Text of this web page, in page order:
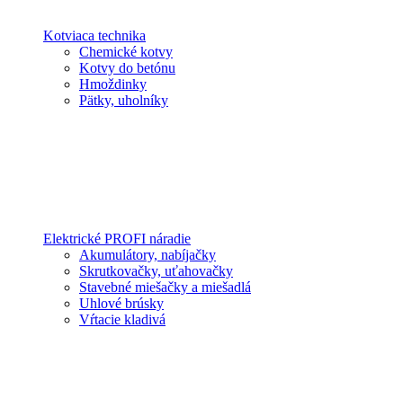
Kotviaca technika
Chemické kotvy
Kotvy do betónu
Hmoždinky
Pätky, uholníky
Elektrické PROFI náradie
Akumulátory, nabíjačky
Skrutkovačky, uťahovačky
Stavebné miešačky a miešadlá
Uhlové brúsky
Vŕtacie kladivá